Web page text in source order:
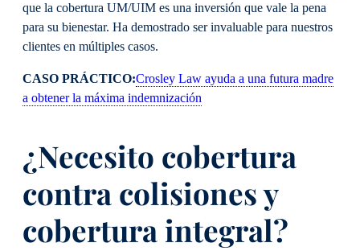
que la cobertura UM/UIM es una inversión que vale la pena
para su bienestar. Ha demostrado ser invaluable para nuestros
clientes en múltiples casos.
CASO PRÁCTICO:Crosley Law ayuda a una futura madre
a obtener la máxima indemnización
¿Necesito cobertura
contra colisiones y
cobertura integral?